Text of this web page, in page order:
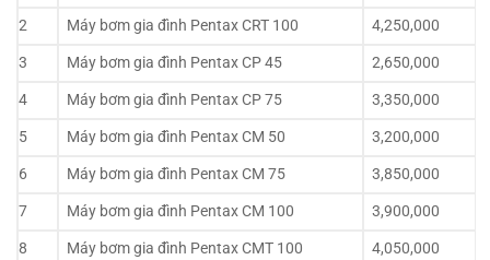
2
Máy bơm gia đình Pentax CRT 100
4,250,000
3
Máy bơm gia đình Pentax CP 45
2,650,000
4
Máy bơm gia đình Pentax CP 75
3,350,000
5
Máy bơm gia đình Pentax CM 50
3,200,000
6
Máy bơm gia đình Pentax CM 75
3,850,000
7
Máy bơm gia đình Pentax CM 100
3,900,000
8
Máy bơm gia đình Pentax CMT 100
4,050,000